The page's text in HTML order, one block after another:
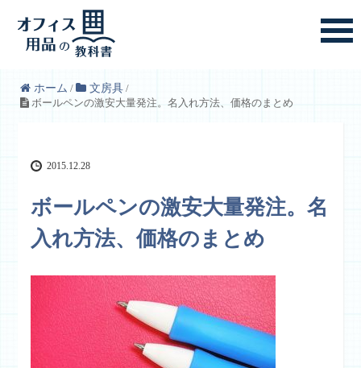
ホーム / 文房具 /
ボールペンの激安大量発注。名入れ方法、価格のまとめ
2015.12.28
ボールペンの激安大量発注。名
入れ方法、価格のまとめ